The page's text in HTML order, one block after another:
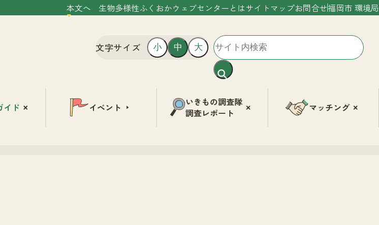
本文へ 生物多様性ふくおかウェブセンターとはサイトマップお問合せ福岡市 環境局
文字サイズ 小 中 大
イド イベント
いきもの調査隊
調査レポート
マッチング